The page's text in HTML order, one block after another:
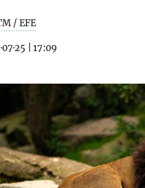
/ EFE
17:09